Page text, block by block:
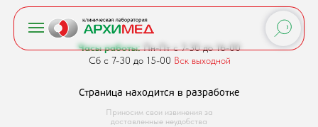
Часы работы:Пн-Пт с 7-30 до 16-00
Сб с 7-30 до 15-00 Вск выходной
Страница находится в разработке
Приносим свои извинения за
доставленные неудобства